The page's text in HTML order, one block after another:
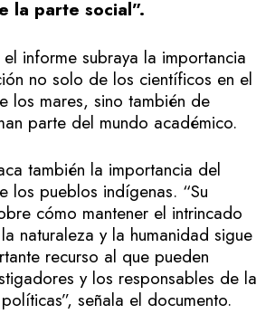
la parte social”.
informe subraya la importancia
no solo de los científicos en el
los mares, sino también de
parte del mundo académico.
también la importancia del
los pueblos indígenas. “Su
cómo mantener el intrincado
naturaleza y la humanidad sigue
recurso al que pueden
y los responsables de la
señala el documento.